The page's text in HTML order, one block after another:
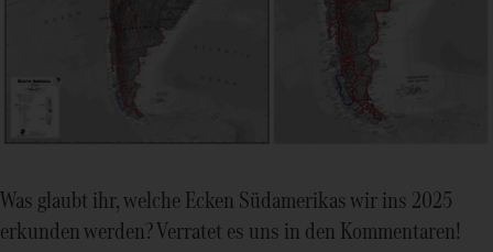
Was glaubt ihr, welche Ecken Südamerikas wir ins 2025
erkunden werden? Verratet es uns in den Kommentaren!